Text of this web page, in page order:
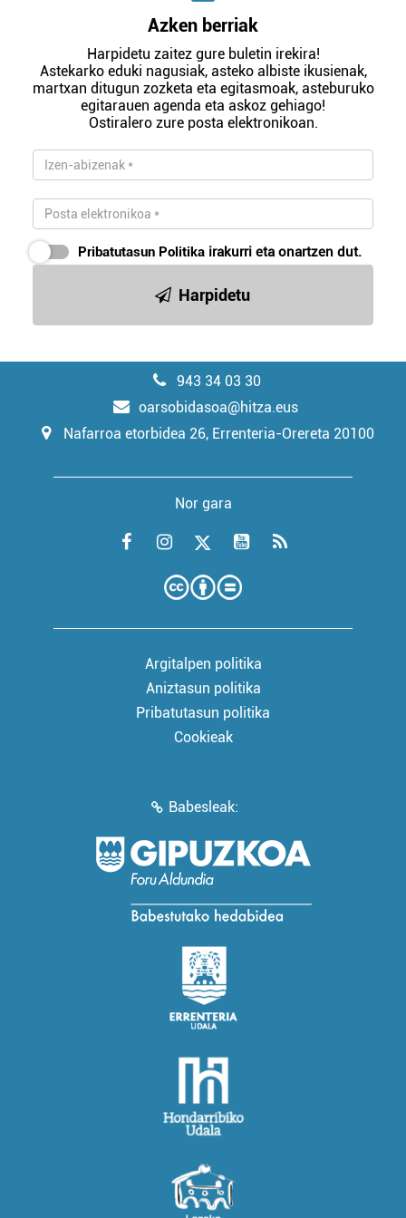
Azken berriak
Harpidetu zaitez gure buletin irekira!
Astekarko eduki nagusiak, asteko albiste ikusienak,
martxan ditugun zozketa eta egitasmoak, asteburuko
egitarauen agenda eta askoz gehiago!
Ostiralero zure posta elektronikoan.
Pribatutasun Politika irakurri eta onartzen dut.
Harpidetu
943 34 03 30
oarsobidasoa@hitza.eus
Nafarroa etorbidea 26, Errenteria-Orereta 20100
Nor gara
Argitalpen politika
Aniztasun politika
Pribatutasun politika
Cookieak
Babesleak: